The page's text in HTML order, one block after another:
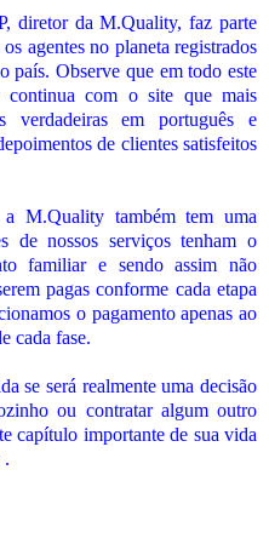
diretor da M.Quality, faz parte
agentes no planeta registrados
país. Observe que em todo este
com o site que mais
verdadeiras em português e
de clientes satisfeitos
M.Quality também tem uma
de nossos serviços tenham o
familiar e sendo assim não
pagas conforme cada etapa
o pagamento apenas ao
cada fase.
se será realmente uma decisão
ou contratar algum outro
capítulo importante de sua vida
.